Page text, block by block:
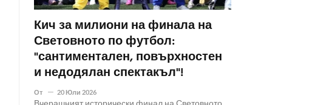
Кич за милиони на финала на
Световното по футбол:
"сантиментален, повърхностен
и недодялан спектакъл"!
От 20 Юли 2026
Вчерашният исторически финал на Световното